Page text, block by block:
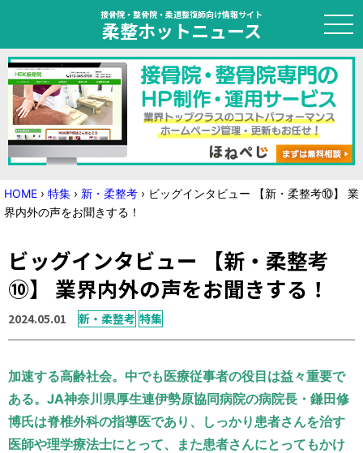
接骨院・整骨院・柔道整復師向け情報サイト
柔整ホットニュース
HOME
トピック
ニュース
国家試験対策
学会・セミナー情報
運営元 お問い合わせ
HOME › 特集 › 新・柔整考 › ビッグインタビュー 【新・柔整考⑩】 業
界内外の声をお聞きする！
ビッグインタビュー 【新・柔整考
⑩】 業界内外の声をお聞きする！
2024.05.01 新・柔整考 特集
加速する高齢社会。中でも医療従事者の役目は益々重要で
ある。JA神奈川県厚生連伊勢原協同病院の病院長・鎌田修
博氏は脊椎外科の指導医であり、しっかり患者さんを治す
医師や理学療法士にとって、また患者さんにとってもかけ